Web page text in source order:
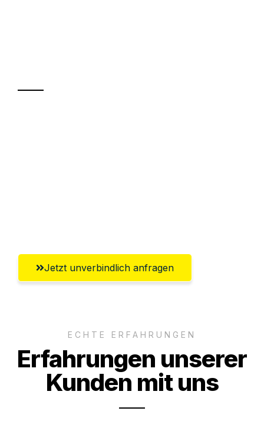
Jetzt unverbindlich anfragen
ECHTE ERFAHRUNGEN
Erfahrungen unserer
Kunden mit uns